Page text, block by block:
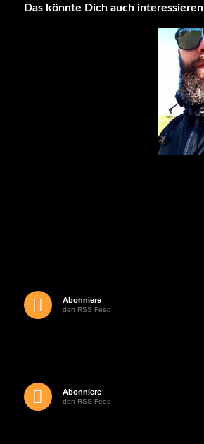
Das könnte Dich auch interessieren
Abonniere
den RSS Feed
Abonniere
den RSS Feed